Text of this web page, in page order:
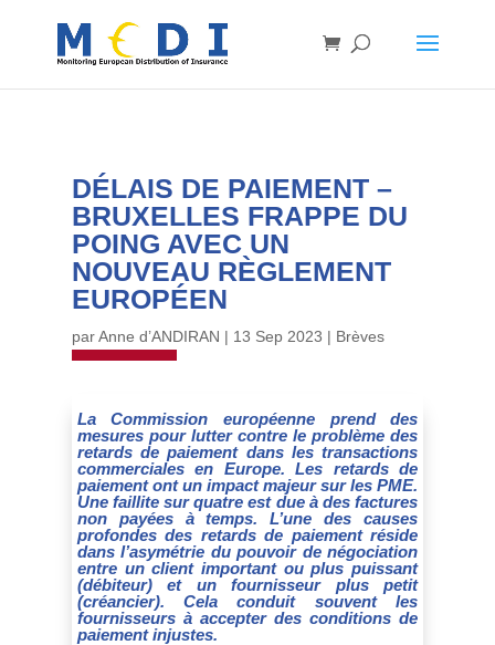
DÉLAIS DE PAIEMENT –
BRUXELLES FRAPPE DU
POING AVEC UN
NOUVEAU RÈGLEMENT
EUROPÉEN
parAnne d’ANDIRAN | 13 Sep 2023 | Brèves
La Commission européenne prend des
mesures pour lutter contre le problème des
retards de paiement dans les transactions
commerciales en Europe. Les retards de
paiement ont un impact majeur sur les PME.
Une faillite sur quatre est due à des factures
non payées à temps. L’une des causes
profondes des retards de paiement réside
dans l’asymétrie du pouvoir de négociation
entre un client important ou plus puissant
(débiteur) et un fournisseur plus petit
(créancier). Cela conduit souvent les
fournisseurs à accepter des conditions de
paiement injustes.